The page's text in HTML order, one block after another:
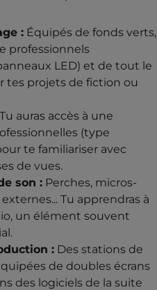
: Équipés de fonds verts,
professionnels
LED) et de tout le
tes projets de fiction ou
Tu auras accès à une
(type
te familiariser avec
de vues.
son : Perches, micros-
Tu apprendras à
un élément souvent
: Des stations de
de doubles écrans
des logiciels de la suite